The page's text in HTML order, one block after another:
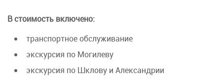
В стоимость включено:
транспортное обслуживание
экскурсия по Могилеву
экскурсия по Шклову и Александрии